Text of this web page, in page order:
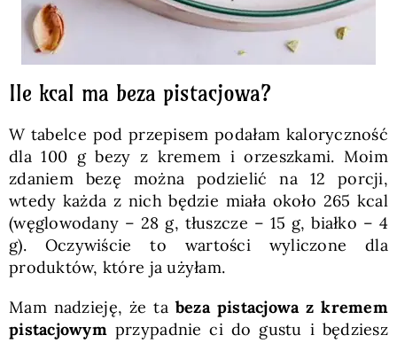
Ile kcal ma beza pistacjowa?
W tabelce pod przepisem podałam kaloryczność
dla 100 g bezy z kremem i orzeszkami. Moim
zdaniem bezę można podzielić na 12 porcji,
wtedy każda z nich będzie miała około 265 kcal
(węglowodany – 28 g, tłuszcze – 15 g, białko – 4
g). Oczywiście to wartości wyliczone dla
produktów, które ja użyłam.
Mam nadzieję, że ta beza pistacjowa z kremem
pistacjowymprzypadnie ci do gustu i będziesz